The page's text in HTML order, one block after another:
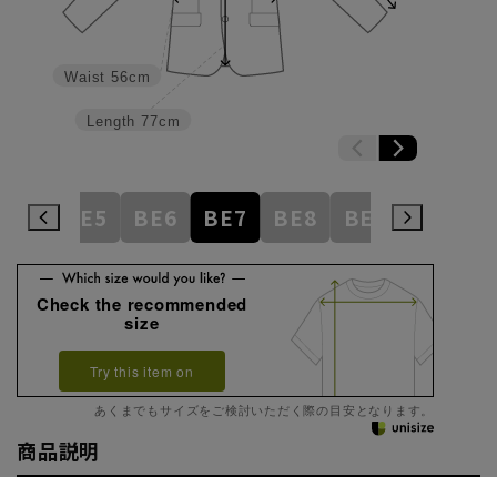
Length 77cm
Waist 56cm
BE5 BE6 BE7 BE8 BE9 BE10
Check the recommended
size
Try this item on
あくまでもサイズをご検討いただく際の目安となります。
商品説明